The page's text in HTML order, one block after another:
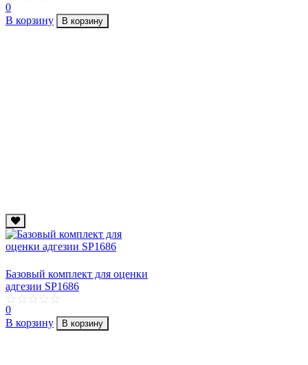
0
В корзину
В корзину
Базовый комплект для оценки
адгезии SP1686
0
В корзину
В корзину